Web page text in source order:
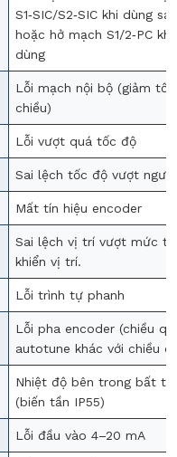
S1‑SIC/S2‑SIC khi dùng
hoặc hở mạch S1/2‑PC
dùng
Lỗi mạch nội bộ (giảm
chiều)
Lỗi vượt quá tốc độ
Sai lệch tốc độ vượt
Mất tín hiệu encoder
Sai lệch vị trí vượt mức
khiển vị trí.
Lỗi trình tự phanh
Lỗi pha encoder (chiều
autotune khác với chiều
Nhiệt độ bên trong bất
(biến tần IP55)
Lỗi đầu vào 4–20 mA